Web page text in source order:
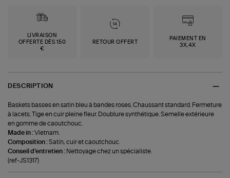
LIVRAISON
OFFERTE DÈS 150
€
RETOUR OFFERT
PAIEMENT EN
3X,4X
DESCRIPTION
Baskets basses en satin bleu à bandes roses. Chaussant standard. Fermeture
à lacets. Tige en cuir pleine fleur. Doublure synthétique. Semelle extérieure
en gomme de caoutchouc.
Made in :Vietnam.
Composition :Satin, cuir et caoutchouc.
Conseil d'entretien : Nettoyage chez un spécialiste.
(ref-JS1317)